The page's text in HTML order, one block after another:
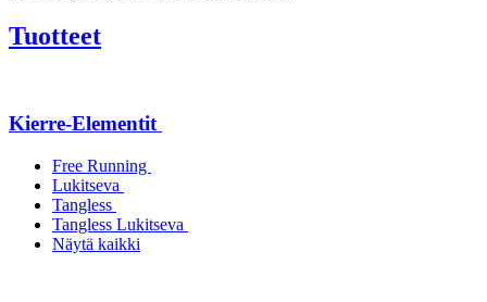
Tuotteet
Kierre-Elementit
Free Running
Lukitseva
Tangless
Tangless Lukitseva
Näytä kaikki